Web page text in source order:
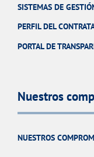
SISTEMAS DE
PERFIL DEL
PORTAL DE
Nuestros
NUESTROS